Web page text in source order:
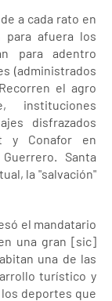
a cada rato en
para afuera los
para adentro
(administrados
el agro
instituciones
disfrazados
y Conafor en
Santa
la "salvación"
el mandatario
una gran [sic]
una de las
turístico y
los deportes que